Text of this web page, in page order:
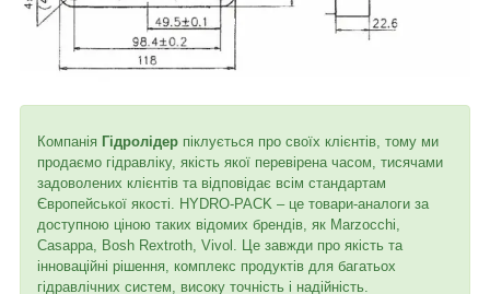
Компанія Гідролідер піклується про своїх клієнтів, тому ми
продаємо гідравліку, якість якої перевірена часом, тисячами
задоволених клієнтів та відповідає всім стандартам
Європейської якості. HYDRO-PACK – це товари-аналоги за
доступною ціною таких відомих брендів, як Marzocchi,
Casappa, Bosh Rextroth, Vivol. Це завжди про якість та
інноваційні рішення, комплекс продуктів для багатьох
гідравлічних систем, високу точність і надійність.